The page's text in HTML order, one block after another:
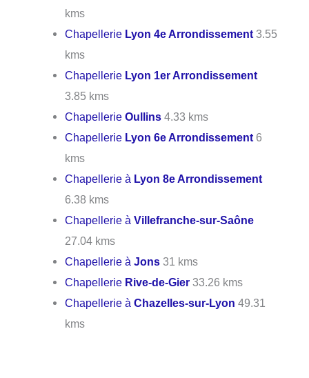
kms
Chapellerie Lyon 4e Arrondissement 3.55
kms
Chapellerie Lyon 1er Arrondissement
3.85 kms
ChapellerieOullins 4.33 kms
Chapellerie Lyon 6e Arrondissement 6
kms
Chapellerie à Lyon 8e Arrondissement
6.38 kms
Chapellerie àVillefranche-sur-Saône
27.04 kms
Chapellerie àJons 31 kms
Chapellerie Rive-de-Gier 33.26 kms
Chapellerie àChazelles-sur-Lyon 49.31
kms